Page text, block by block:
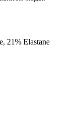
21% Elastane